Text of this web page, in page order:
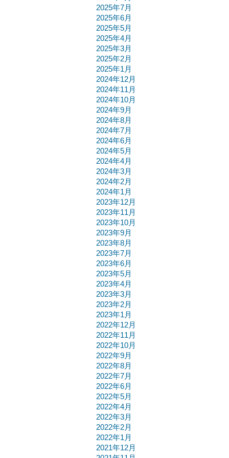
2025年7月
2025年6月
2025年5月
2025年4月
2025年3月
2025年2月
2025年1月
2024年12月
2024年11月
2024年10月
2024年9月
2024年8月
2024年7月
2024年6月
2024年5月
2024年4月
2024年3月
2024年2月
2024年1月
2023年12月
2023年11月
2023年10月
2023年9月
2023年8月
2023年7月
2023年6月
2023年5月
2023年4月
2023年3月
2023年2月
2023年1月
2022年12月
2022年11月
2022年10月
2022年9月
2022年8月
2022年7月
2022年6月
2022年5月
2022年4月
2022年3月
2022年2月
2022年1月
2021年12月